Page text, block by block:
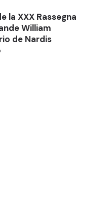
la XXX Rassegna
William
de Nardis